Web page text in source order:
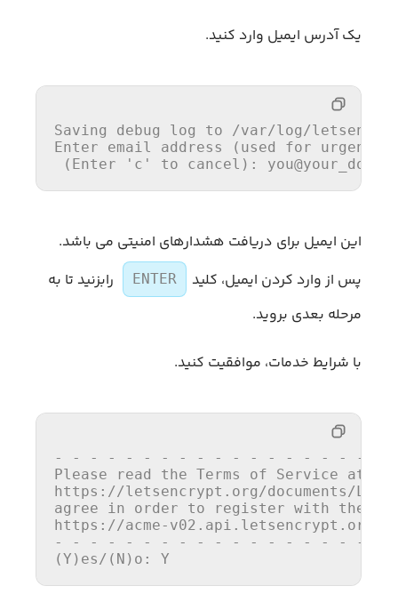
یک آدرس ایمیل وارد کنید.
Saving debug log to /var/log/
Enter email address (used for urgent
(Enter
'c' to cancel):
این ایمیل برای دریافت هشدارهای امنیتی می باشد.
پس از وارد کردن ایمیل، کلید
ENTER
رابزنید تا به
مرحله بعدی بروید.
با شرایط خدمات، موافقیت کنید.
- - - - - - - - - - - - - - - - - - -
Please
read the Terms of Service at
https ://letsencrypt.org/documents/LE-
agree in order to register with the
https ://acme-v02.api.letsencrypt.org/
- - - - - - - - - - - - - - - - - - -
(Y)es/(N)o: Y